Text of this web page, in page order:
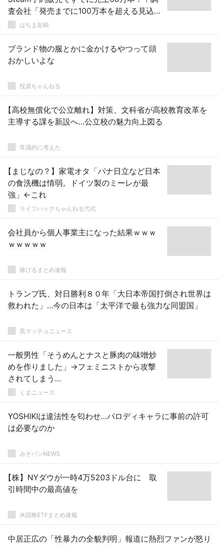
査会社「発売までに100万本を超える見込
み」はちま起稿
ブランド物の服とかに金かけるやつって頭
おかしいよな
投資ちゃんねる
【高校無償化で公立離れ】対策、文科省が高校教育改革を
主導する課を新設へ…公立校の魅力向上図る
常識的に考えた
【まじなの？】家電オタ「パナ日立など日本
の食洗機は情弱。ドイツ製のミーレが最
強」←これ
ライフハックちゃんねる弐式
会社員から個人事業主になった結果ｗｗｗ
ｗｗｗｗｗ
稼げるまとめ速報
トランプ氏、対日勝利８０年「大日本帝国打倒され世界は
救われた」…今の日本は「太平洋で最も強力な同盟国」
黒マッチョニュース
一般男性「そうめんとナスと豚肉の味噌炒
めを作りました」→フェミニストから攻撃
されてしまう…
くまニュース
YOSHIKIは違法性を匂わせ…パロディキャラに事前の許可
は必要なのか
みそパンNEWS
【株】NYダウが一時4万5203ドル台に 取
引時間中の最高値を
米国株ETFまとめ速報
中居正広の「性暴力の全貌判明」報道に熱烈ファンが怒り